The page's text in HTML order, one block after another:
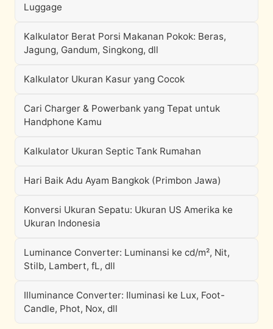
Luggage
Kalkulator Berat Porsi Makanan Pokok: Beras,
Jagung, Gandum, Singkong, dll
Kalkulator Ukuran Kasur yang Cocok
Cari Charger & Powerbank yang Tepat untuk
Handphone Kamu
Kalkulator Ukuran Septic Tank Rumahan
Hari Baik Adu Ayam Bangkok (Primbon Jawa)
Konversi Ukuran Sepatu: Ukuran US Amerika ke
Ukuran Indonesia
Luminance Converter: Luminansi ke cd/m², Nit,
Stilb, Lambert, fL, dll
Illuminance Converter: Iluminasi ke Lux, Foot-
Candle, Phot, Nox, dll